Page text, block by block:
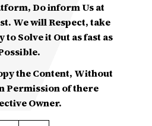
Do inform Us at
We will Respect, take
to Solve it Out as fast as
the Content, Without
Permission of there
Owner.